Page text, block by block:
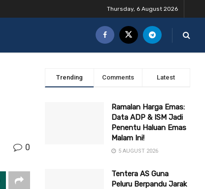
Thursday, 6 August 2026
0
Trending Comments Latest
Ramalan Harga Emas:
Data ADP & ISM Jadi
Penentu Haluan Emas
Malam Ini!
5 AUGUST 2026
Tentera AS Guna
Peluru Berpandu Jarak